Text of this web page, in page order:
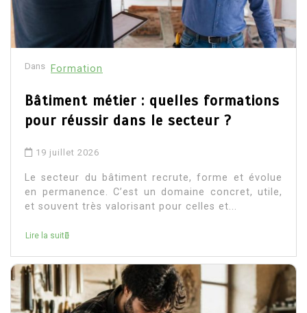
Dans Formation
Bâtiment métier : quelles formations
pour réussir dans le secteur ?
19 juillet 2026
Le secteur du bâtiment recrute, forme et évolue
en permanence. C’est un domaine concret, utile,
et souvent très valorisant pour celles et...
Lire la suite